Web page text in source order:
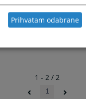
1 - 2 / 2
1
Prihvatam odabrane